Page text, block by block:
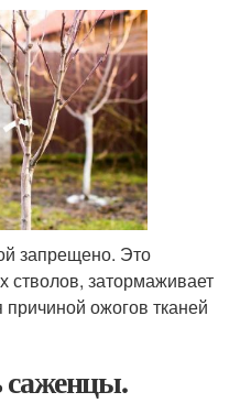
запрещено. Это
стволов, затормаживает
причиной ожогов тканей
саженцы.